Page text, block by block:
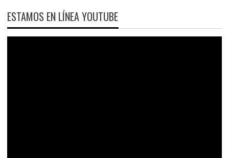
ESTAMOS EN LÍNEA YOUTUBE